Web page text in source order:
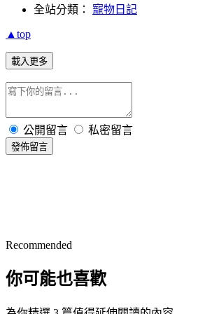
全站分類： 寵物日記
▲top
載入更多
公開留言 私密留言
發佈留言
Recommended
你可能也喜歡